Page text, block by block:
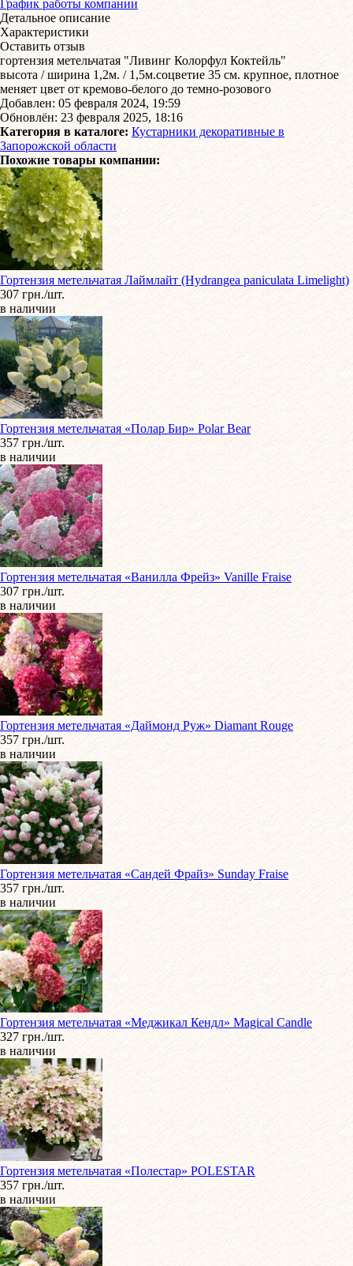
График работы компании
Детальное описание
Характеристики
Оставить отзыв
гортензия метельчатая "Ливинг Колорфул Коктейль"
высота / ширина 1,2м. / 1,5м.соцветие 35 см. крупное, плотное
меняет цвет от кремово-белого до темно-розового
Добавлен: 05 февраля 2024, 19:59
Обновлён: 23 февраля 2025, 18:16
Категория в каталоге: Кустарники декоративные в
Запорожской области
Похожие товары компании:
Гортензия метельчатая Лаймлайт (Hydrangea paniculata Limelight)
307 грн./шт.
в наличии
Гортензия метельчатая «Полар Бир» Polar Bear
357 грн./шт.
в наличии
Гортензия метельчатая «Ванилла Фрейз» Vanille Fraise
307 грн./шт.
в наличии
Гортензия метельчатая «Даймонд Руж» Diamant Rouge
357 грн./шт.
в наличии
Гортензия метельчатая «Сандей Фрайз» Sunday Fraise
357 грн./шт.
в наличии
Гортензия метельчатая «Меджикал Кендл» Magical Candle
327 грн./шт.
в наличии
Гортензия метельчатая «Полестар» POLESTAR
357 грн./шт.
в наличии